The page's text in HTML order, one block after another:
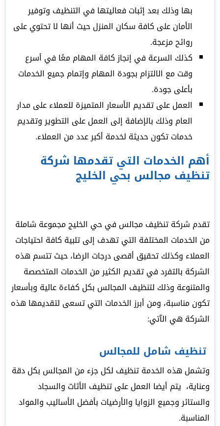
بها وذلك بعد إثبات فعاليتها في التنظيف وتوفير
الأمان على كافة سكان المنزل حيث أنها لا تحتوي على
روائح مزعجة.
كذلك السرعة في إنجاز كافة المهام معًا في أسرع
وقت مع الالتزام بجودة المهام وإتمام جميع الخدمات
بأعلى جودة.
العمل على تقديم الأسعار المتميزة للعملاء على مدار
العام وذلك بالإضافة إلى العمل على التطوير وتقديم
خدمات تكون حديثة لخدمة أكبر عدد من العملاء.
أهم الخدمات التي تقدمها شركة
تنظيف مجالس بحي الخليج
تقدم شركة تنظيف مجالس في حي الخليج مجموعة شاملة
من الخدمات المختلفة التي تهدف إلى تلبية كافة احتياجات
العملاء وكذلك تحقيق أقصى درجات الرضا، حيث تتسم هذه
الشركة بالتفرد في تقديم الكثير من الخدمات المتخصصة
والمتنوعة وذلك لتنظيف المجالس بكل كفاءة عالية وبأسعار
تكون مناسبة، ومن أبرز الخدمات التي تسعى لتقديمها هذه
الشركة هي الآتي:
تنظيف شامل للمجالس
وتشمل هذه الخدمة تنظيف لكل جزء من المجالس بكل دقة
وعناية، يتم أيضا العمل على تنظيف الأثاث والسجاد
والستائر وجميع الزوايا والأرضيات بأفضل الأساليب والمواد
المناسبة.